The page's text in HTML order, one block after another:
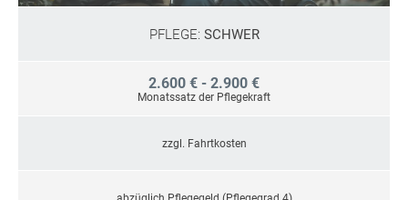
PFLEGE: SCHWER
2.600 € - 2.900 €
Monatssatz der Pflegekraft
zzgl. Fahrtkosten